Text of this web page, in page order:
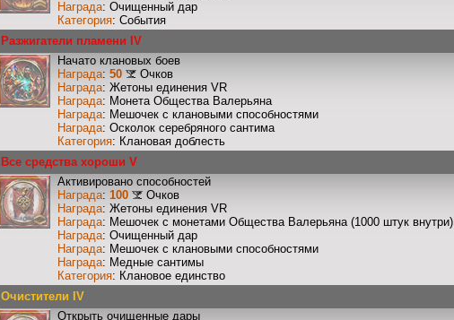
Награда: Очищенный дар
Категория: События
Разжигатели пламени IV
Начато клановых боев
Награда: 50
Очков
Награда: Жетоны единения VR
Награда: Монета Общества Валерьяна
Награда: Мешочек с клановыми способностями
Награда: Осколок серебряного сантима
Категория: Клановая доблесть
Все средства хороши V
Активировано способностей
Награда: 100
Очков
Награда: Жетоны единения VR
Награда: Мешочек с монетами Общества Валерьяна (1000 штук внутри)
Награда: Очищенный дар
Награда: Мешочек с клановыми способностями
Награда: Медные сантимы
Категория: Клановое единство
Очистители IV
Открыть очищенные дары